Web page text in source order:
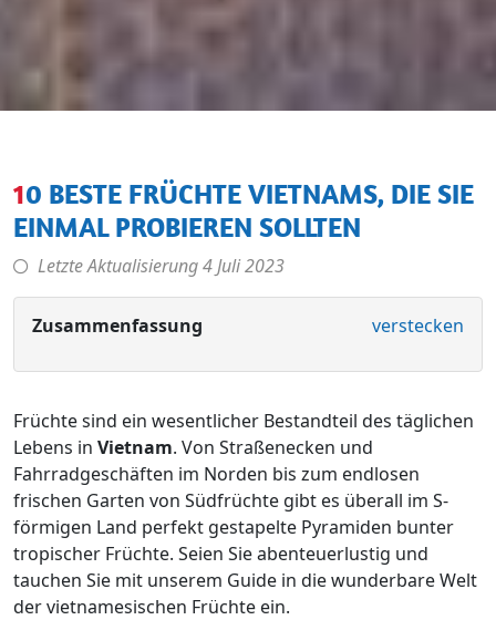
10 BESTE FRÜCHTE VIETNAMS, DIE SIE
EINMAL PROBIEREN SOLLTEN
Letzte Aktualisierung4 Juli 2023
Zusammenfassung verstecken
Früchte sind ein wesentlicher Bestandteil des täglichen
Lebens in Vietnam. Von Straßenecken und
Fahrradgeschäften im Norden bis zum endlosen
frischen Garten von Südfrüchte gibt es überall im S-
förmigen Land perfekt gestapelte Pyramiden bunter
tropischer Früchte. Seien Sie abenteuerlustig und
tauchen Sie mit unserem Guide in die wunderbare Welt
der vietnamesischen Früchte ein.